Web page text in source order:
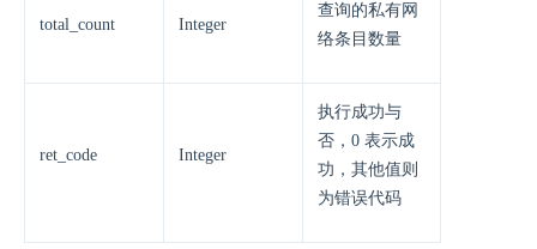
total_count Integer
查询的私有网
络条目数量
ret_code Integer
执行成功与
否，0 表示成
功，其他值则
为错误代码